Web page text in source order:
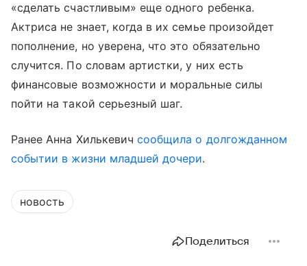
«сделать счастливым» еще одного ребенка.
Актриса не знает, когда в их семье произойдет
пополнение, но уверена, что это обязательно
случится. По словам артистки, у них есть
финансовые возможности и моральные силы
пойти на такой серьезный шаг.
Ранее Анна Хилькевичсообщила о долгожданном
событии в жизни младшей дочери.
новость
Поделиться